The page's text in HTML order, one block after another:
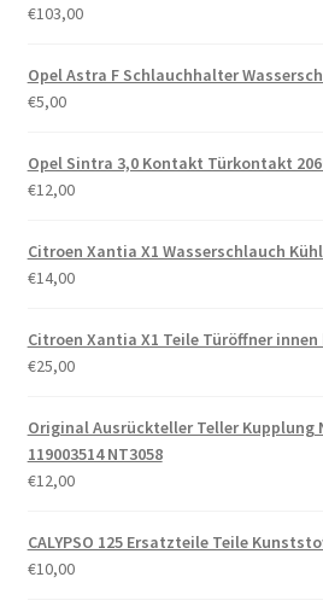
€103,00
Opel Astra F Schlauchhalter
€5,00
Opel Sintra 3,0 Kontakt Türkontakt
€12,00
Citroen Xantia X1 Wasserschlauch
€14,00
Citroen Xantia X1 Teile Türöffner innen
€25,00
Original Ausrückteller Teller Kupplung
119003514 NT3058
€12,00
CALYPSO 125 Ersatzteile Teile
€10,00